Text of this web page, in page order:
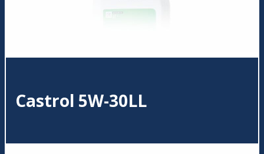
Castrol 5W-30LL